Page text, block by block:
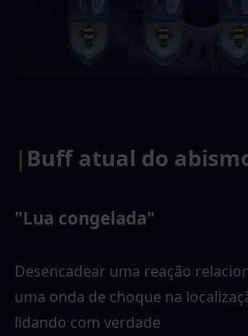
| Buff atual do
"Lua congelada"
Desencadear uma reação
uma onda de choque na
lidando com verdade